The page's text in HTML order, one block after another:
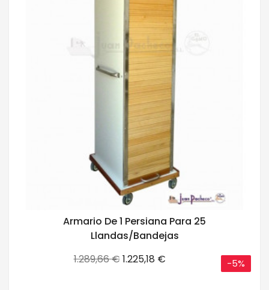
Armario De 1 Persiana Para 25
Llandas/bandejas
Precio
1.289,66 €Precio
1.225,18 € -5%